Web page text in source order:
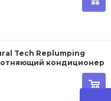
Tech Replumping
кондиционер